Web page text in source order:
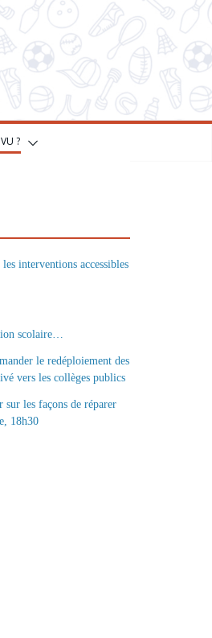
?
interventions accessibles
scolaire…
le redéploiement des
vers les collèges publics
sur les façons de réparer
18h30